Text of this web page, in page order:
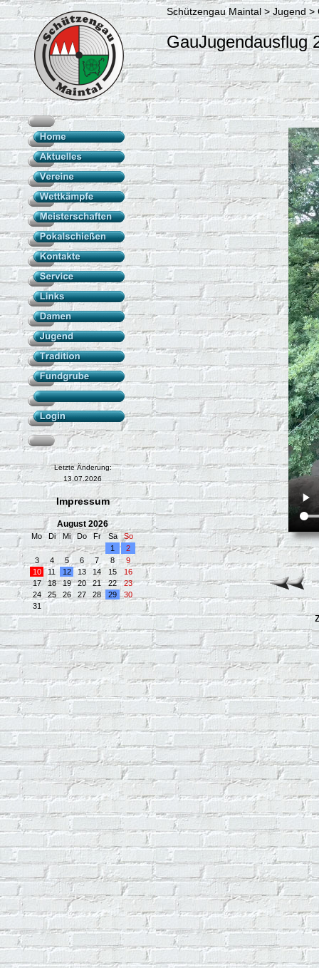
Letzte Änderung:
13.07.2026
Impressum
August 2026
Mo Di Mi Do Fr Sa
So
1
2
3
4 5 6 7 8
9
10
11 12 13 14 15
16
17
18 19 20 21 22
23
24
25 26 27 28 29
30
31
Schützengau Maintal > Jugend
GauJugendausflug